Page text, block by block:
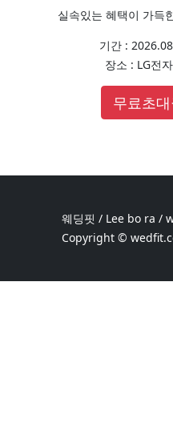
실속있는 혜택이 가득
기간 :
장소 : LG전
무료초
웨딩핏 / Lee bo ra /
Copyright ©